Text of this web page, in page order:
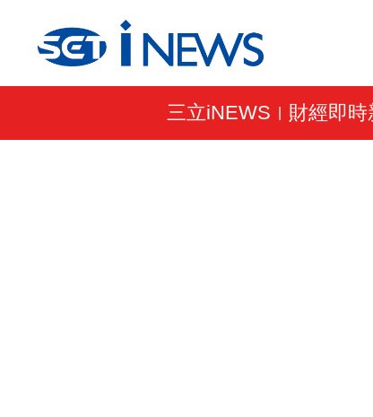
三立iNEWS 財經即時